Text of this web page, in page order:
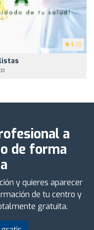
5 (1)
a
de forma
y quieres aparecer
de tu centro y
gratuita.